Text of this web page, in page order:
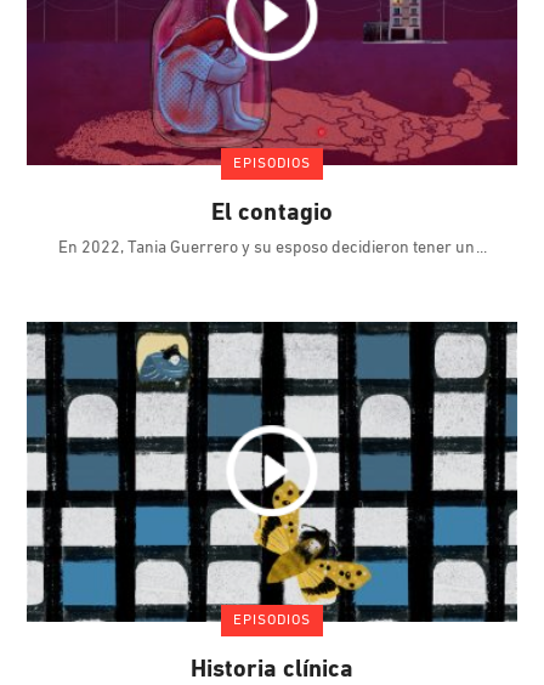
EPISODIOS
El contagio
En 2022, Tania Guerrero y su esposo decidieron tener un
EPISODIOS
Historia clínica